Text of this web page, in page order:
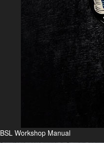
BSL Workshop Manual